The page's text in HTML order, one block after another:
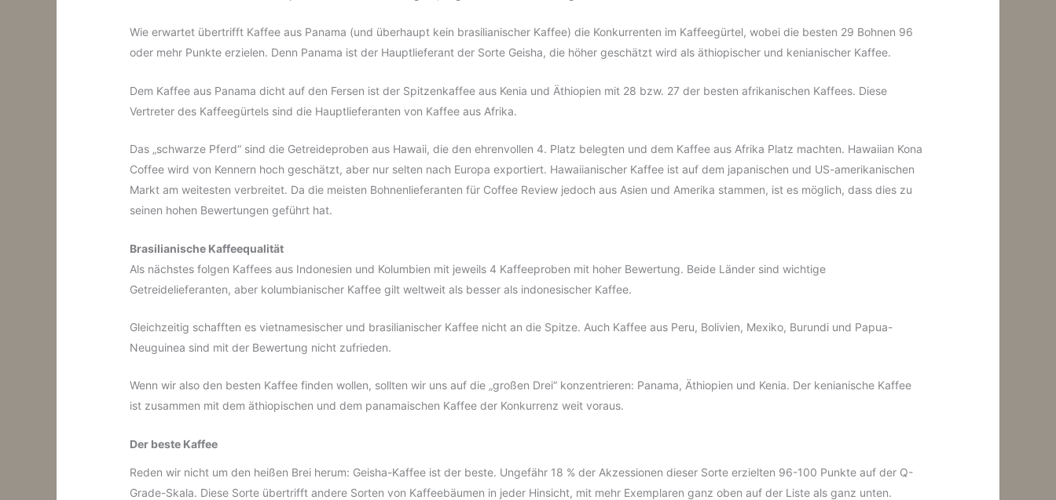
Wie erwartet übertrifft Kaffee aus Panama (und überhaupt kein brasilianischer Kaffee) die Konkurrenten im Kaffeegürtel, wobei die besten 29 Bohnen 96
oder mehr Punkte erzielen. Denn Panama ist der Hauptlieferant der Sorte Geisha, die höher geschätzt wird als äthiopischer und kenianischer Kaffee.
Dem Kaffee aus Panama dicht auf den Fersen ist der Spitzenkaffee aus Kenia und Äthiopien mit 28 bzw. 27 der besten afrikanischen Kaffees. Diese
Vertreter des Kaffeegürtels sind die Hauptlieferanten von Kaffee aus Afrika.
Das „schwarze Pferd“ sind die Getreideproben aus Hawaii, die den ehrenvollen 4. Platz belegten und dem Kaffee aus Afrika Platz machten. Hawaiian Kona
Coffee‎ wird von Kennern hoch geschätzt, aber nur selten nach Europa exportiert. Hawaiianischer Kaffee ist auf dem japanischen und US-amerikanischen
Markt am weitesten verbreitet. Da die meisten Bohnenlieferanten für Coffee Review jedoch aus Asien und Amerika stammen, ist es möglich, dass dies zu
seinen hohen Bewertungen geführt hat.
Brasilianische Kaffeequalität
Als nächstes folgen Kaffees aus Indonesien und Kolumbien mit jeweils 4 Kaffeeproben mit hoher Bewertung. Beide Länder sind wichtige
Getreidelieferanten, aber kolumbianischer Kaffee gilt weltweit als besser als indonesischer Kaffee.
Gleichzeitig schafften es vietnamesischer und brasilianischer Kaffee nicht an die Spitze. Auch Kaffee aus Peru, Bolivien, Mexiko, Burundi und Papua-
Neuguinea sind mit der Bewertung nicht zufrieden.
Wenn wir also den besten Kaffee finden wollen, sollten wir uns auf die „großen Drei“ konzentrieren: Panama, Äthiopien und Kenia. Der kenianische Kaffee
ist zusammen mit dem äthiopischen und dem panamaischen Kaffee der Konkurrenz weit voraus.
Der beste Kaffee
Reden wir nicht um den heißen Brei herum: Geisha-Kaffee ist der beste. Ungefähr 18 % der Akzessionen dieser Sorte erzielten 96-100 Punkte auf der Q-
Grade-Skala. Diese Sorte übertrifft andere Sorten von Kaffeebäumen in jeder Hinsicht, mit mehr Exemplaren ganz oben auf der Liste als ganz unten.